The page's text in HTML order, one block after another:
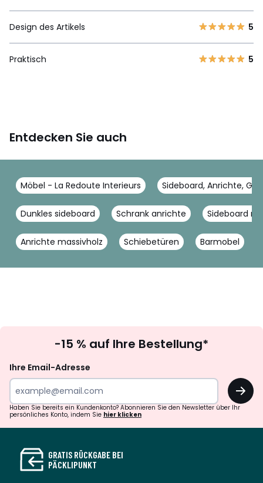
Design des Artikels 5
Praktisch 5
Entdecken Sie auch
Möbel - La Redoute Interieurs Sideboard, Anrichte,
Dunkles sideboard Schrank anrichte Sideboard
Anrichte massivholz Schiebetüren Barmobel
abonnieren
-15 % auf Ihre Bestellung*
Ihre Email-Adresse
OK
Haben Sie bereits ein Kundenkonto? Abonnieren Sie den Newsletter über Ihr
persönliches Konto, indem Sie hier klicken
GRATIS RÜCKGABE BEI
PÄCKLIPUNKT